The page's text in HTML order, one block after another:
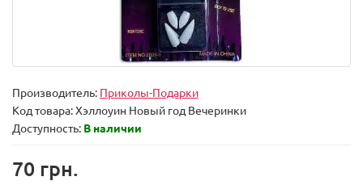
Производитель: Приколы-Подарки
Код товара:Хэллоуин Новый год Вечеринки
Доступность: В наличии
70 грн.